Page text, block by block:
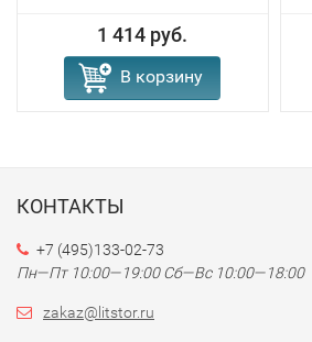
1 414 руб.
В корзину
КОНТАКТЫ
+7 (495)133-02-73
Пн—Пт 10:00—19:00 Сб—Вс 10:00—18:00
zakaz@litstor.ru